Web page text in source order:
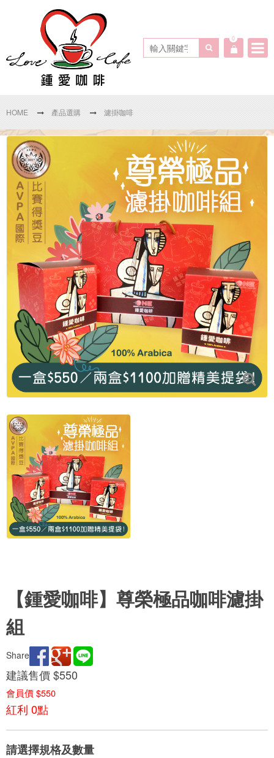
0
HOME 產品選購 濾掛咖啡
【鍾愛咖啡】尊榮極品咖啡濾掛
組
Share
建議售價 $550
會員價 $550
紅利 0點
請選擇規格及數量